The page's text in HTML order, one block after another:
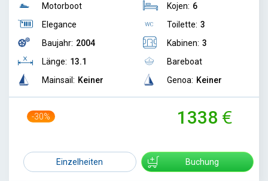
Motorboot
Elegance
Baujahr: 2004
Länge: 13.1
Mainsail: Keiner
Kojen: 6
Toilette: 3
Kabinen: 3
Bareboat
Genoa: Keiner
-30% 1338
Einzelheiten Buchung